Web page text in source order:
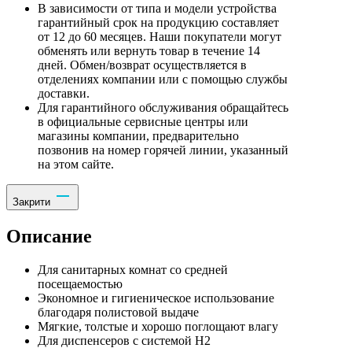
В зависимости от типа и модели устройства
гарантийный срок на продукцию составляет
от 12 до 60 месяцев. Наши покупатели могут
обменять или вернуть товар в течение 14
дней. Обмен/возврат осуществляется в
отделениях компании или с помощью службы
доставки.
Для гарантийного обслуживания обращайтесь
в официальные сервисные центры или
магазины компании, предварительно
позвонив на номер горячей линии, указанный
на этом сайте.
Закрити
Описание
Для санитарных комнат со средней
посещаемостью
Экономное и гигиеническое использование
благодаря полистовой выдаче
Мягкие, толстые и хорошо поглощают влагу
Для диспенсеров с системой H2